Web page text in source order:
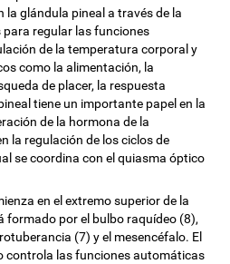
glándula pineal a través de la
para regular las funciones
de la temperatura corporal y
como la alimentación, la
de placer, la respuesta
tiene un importante papel en la
de la hormona de la
la regulación de los ciclos de
se coordina con el quiasma óptico
en el extremo superior de la
formado por el bulbo raquídeo (8),
(7) y el mesencéfalo. El
controla las funciones automáticas